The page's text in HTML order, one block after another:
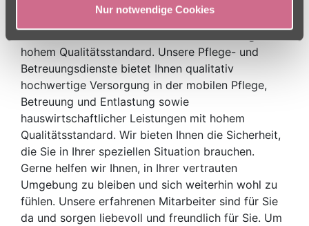
Nur notwendige Cookies
Stelle und wir helfen Ihnen dies zu erhalten.
hohem Qualitätsstandard. Unsere Pflege- und
Betreuungsdienste bietet Ihnen qualitativ
hochwertige Versorgung in der mobilen Pflege,
Betreuung und Entlastung sowie
hauswirtschaftlicher Leistungen mit hohem
Qualitätsstandard. Wir bieten Ihnen die Sicherheit,
die Sie in Ihrer speziellen Situation brauchen.
Gerne helfen wir Ihnen, in Ihrer vertrauten
Umgebung zu bleiben und sich weiterhin wohl zu
fühlen. Unsere erfahrenen Mitarbeiter sind für Sie
da und sorgen liebevoll und freundlich für Sie. Um